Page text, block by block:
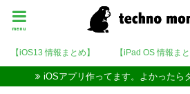
menu
【iOS13 情報まとめ】 【iPad OS 情報まと
iOSアプリ作ってます。よかったら